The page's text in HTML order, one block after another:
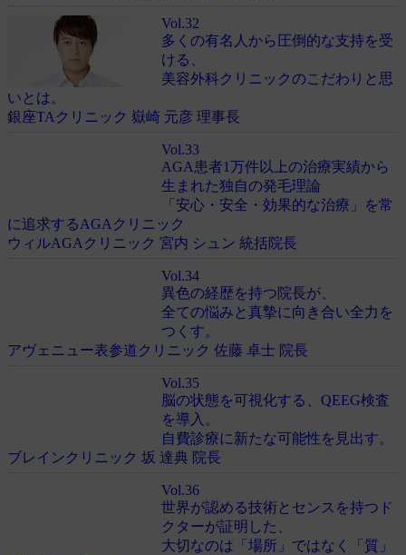
Vol.32
多くの有名人から圧倒的な支持を受
ける、
美容外科クリニックのこだわりと思
いとは。
銀座TAクリニック 嶽崎 元彦 理事長
Vol.33
AGA患者1万件以上の治療実績から
生まれた独自の発毛理論
「安心・安全・効果的な治療」を常
に追求するAGAクリニック
ウィルAGAクリニック 宮内 シュン 統括院長
Vol.34
異色の経歴を持つ院長が、
全ての悩みと真摯に向き合い全力を
つくす。
アヴェニュー表参道クリニック 佐藤 卓士 院長
Vol.35
脳の状態を可視化する、QEEG検査
を導入。
自費診療に新たな可能性を見出す。
ブレインクリニック 坂 達典 院長
Vol.36
世界が認める技術とセンスを持つド
クターが証明した、
大切なのは「場所」ではなく「質」